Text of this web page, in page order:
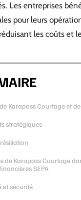
Les entreprises
pour leurs
les coûts et
Karapass Courtage et
stratégiques
de Karapass Courtage
SEPA
et sécurité